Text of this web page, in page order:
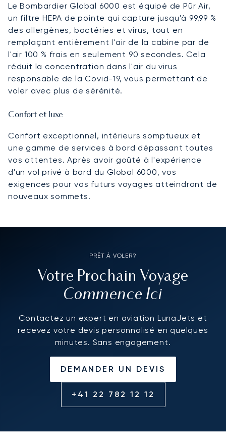
Le Bombardier Global 6000 est équipé de Pũr Air,
un filtre HEPA de pointe qui capture jusqu'à 99,99 %
des allergènes, bactéries et virus, tout en
remplaçant entièrement l'air de la cabine par de
l'air 100 % frais en seulement 90 secondes. Cela
réduit la concentration dans l'air du virus
responsable de la Covid-19, vous permettant de
voler avec plus de sérénité.
Confort et luxe
Confort exceptionnel, intérieurs somptueux et
une gamme de services à bord dépassant toutes
vos attentes. Après avoir goûté à l'expérience
d'un vol privé à bord du Global 6000, vos
exigences pour vos futurs voyages atteindront de
nouveaux sommets.
PRÊT À VOLER?
Votre Prochain Voyage
Commence Ici
Contactez un expert en aviation LunaJets et
recevez votre devis personnalisé en quelques
minutes. Sans engagement.
DEMANDER UN DEVIS
+41 22 782 12 12